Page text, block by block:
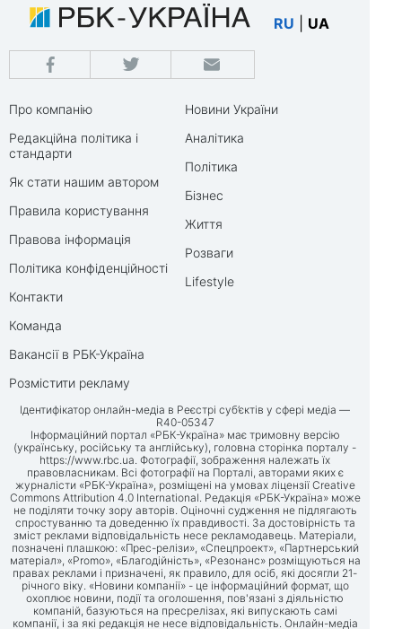
RU UA
Про компанію
Редакційна політика і
стандарти
Як стати нашим автором
Правила користування
Правова інформація
Політика конфіденційності
Контакти
Команда
Вакансії в РБК-Україна
Розмістити рекламу
Новини України
Аналітика
Політика
Бізнес
Життя
Розваги
Lifestyle
Ідентифікатор онлайн-медіа в Реєстрі суб’єктів у сфері медіа —
R40-05347
Інформаційний портал «РБК-Україна» має тримовну версію
(українську, російську та англійську), головна сторінка порталу -
https://www.rbc.ua . Фотографії, зображення належать їх
правовласникам. Всі фотографії на Порталі, авторами яких є
журналісти «РБК-Україна», розміщені на умовах ліцензії Creative
Commons Attribution 4.0 International. Редакція «РБК-Україна» може
не поділяти точку зору авторів. Оціночні судження не підлягають
спростуванню та доведенню їх правдивості. За достовірність та
зміст реклами відповідальність несе рекламодавець. Матеріали,
позначені плашкою: «Прес-релізи», «Спецпроект», «Партнерський
матеріал», «Promo», «Благодійність», «Резонанс» розміщуються на
правах реклами і призначені, як правило, для осіб, які досягли 21-
річного віку. «Новини компанії» - це інформаційний формат, що
охоплює новини, події та оголошення, пов'язані з діяльністю
компаній, базуються на пресрелізах, які випускають самі
компанії, і за які редакція не несе відповідальність. Онлайн-медіа